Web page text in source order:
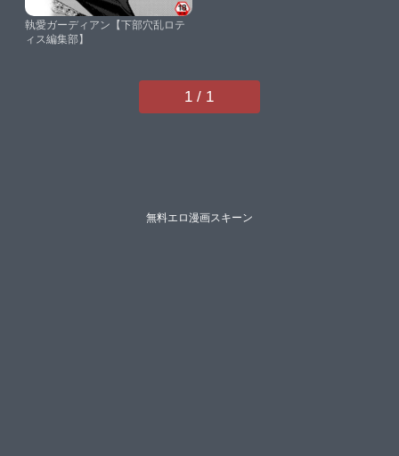
執愛ガーディアン【下部穴乱ロテ
ィス編集部】
1 / 1
無料エロ漫画スキーン